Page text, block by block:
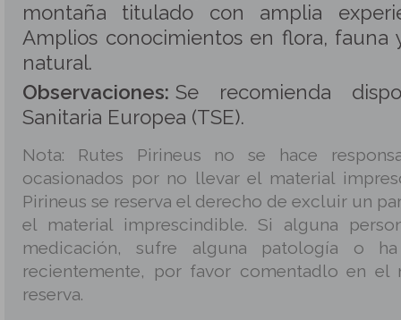
montaña titulado con amplia
Amplios conocimientos en flora, fauna
natural.
Observaciones: Se recomienda
Sanitaria Europea (TSE).
Nota: Rutes Pirineus no se hace
ocasionados por no llevar el material
Pirineus se reserva el derecho de excluir un
el material imprescindible. Si alguna
medicación, sufre alguna patología o
recientemente, por favor comentadlo en el
reserva.